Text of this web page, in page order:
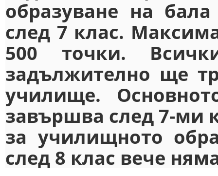
образуване на
след 7 клас.
500 точки.
задължително ще
училище.
завършва след 7-ми
за училищното
след 8 клас вече